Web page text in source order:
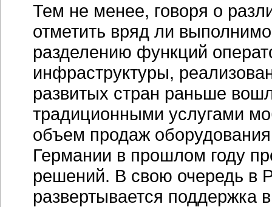
Тем не менее, говоря о
отметить вряд ли
разделению функций
инфраструктуры,
развитых стран раньше
традиционными услугами
объем продаж
Германии в прошлом году
решений. В свою очередь в
развертывается поддержка